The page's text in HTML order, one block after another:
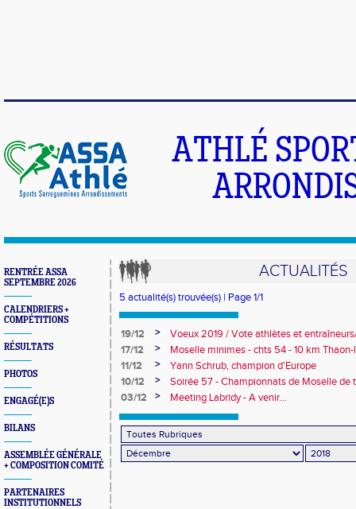
ATHLÉ
RENTRÉE ASSA
SEPTEMBRE 2026
CALENDRIERS +
COMPÉTITIONS
RÉSULTATS
PHOTOS
ENGAGÉ(E)S
BILANS
ASSEMBLÉE GÉNÉRALE
+ COMPOSITION COMITÉ
PARTENAIRES
INSTITUTIONNELS
ACTUALITÉS
5 actualité(s) trouvée(s) | Page 1/1
19/12 >
Voeux 2019 / Vote athlètes et
17/12
>
Moselle minimes - chts 54 - 10 km
11/12
>
Yann Schrub, champion d'Europe
10/12
>
Soirée 57 - Championnats de Moselle de
03/12
> Meeting Labridy - A venir...